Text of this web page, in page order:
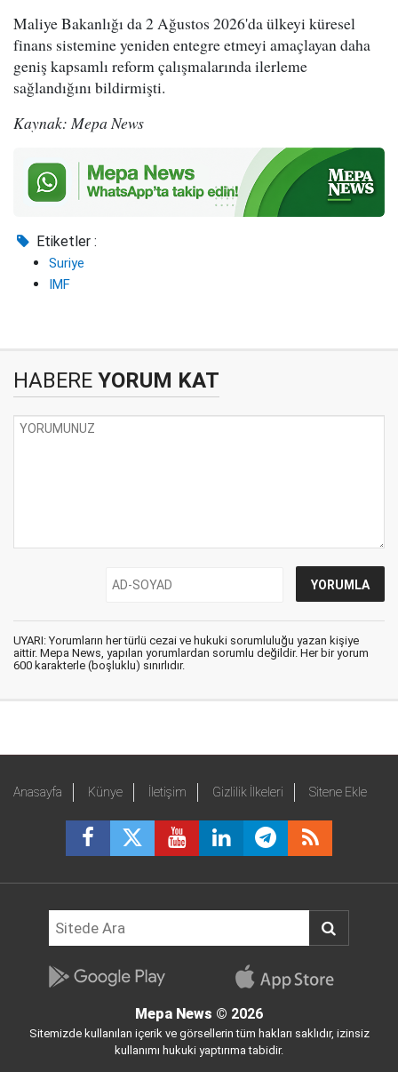
Maliye Bakanlığı da 2 Ağustos 2026'da ülkeyi küresel
finans sistemine yeniden entegre etmeyi amaçlayan daha
geniş kapsamlı reform çalışmalarında ilerleme
sağlandığını bildirmişti.
Kaynak: Mepa News
Etiketler :
Suriye
IMF
HABERE YORUM KAT
UYARI: Yorumların her türlü cezai ve hukuki sorumluluğu yazan kişiye
aittir. Mepa News, yapılan yorumlardan sorumlu değildir. Her bir yorum
600 karakterle (boşluklu) sınırlıdır.
Anasayfa Künye İletişim Gizlilik İlkeleri Sitene Ekle
Mepa News © 2026
Sitemizde kullanılan içerik ve görsellerin tüm hakları saklıdır, izinsiz
kullanımı hukuki yaptırıma tabidir.